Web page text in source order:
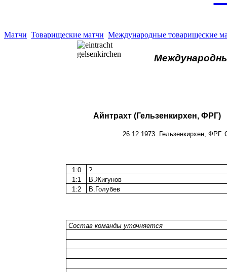
Матчи Товарищеские матчи Международные товарищеские
Айнтрахт (Гельзенкирхен, ФРГ)
26.12.1973. Гельзенкирхен, ФРГ.
1:0
?
1:1
В.Жигунов
1:2
В.Голубев
Состав команды уточняется